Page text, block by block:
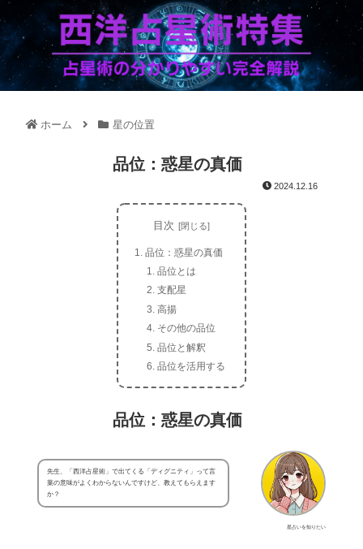
ホーム 星の位置
品位：惑星の真価
2024.12.16
目次
品位：惑星の真価
品位とは
支配星
高揚
その他の品位
品位と解釈
品位を活用する
品位：惑星の真価
星占いを知りたい
先生、「西洋占星術」で出てくる「ディグニティ」って言
葉の意味がよくわからないんですけど、教えてもらえます
か？